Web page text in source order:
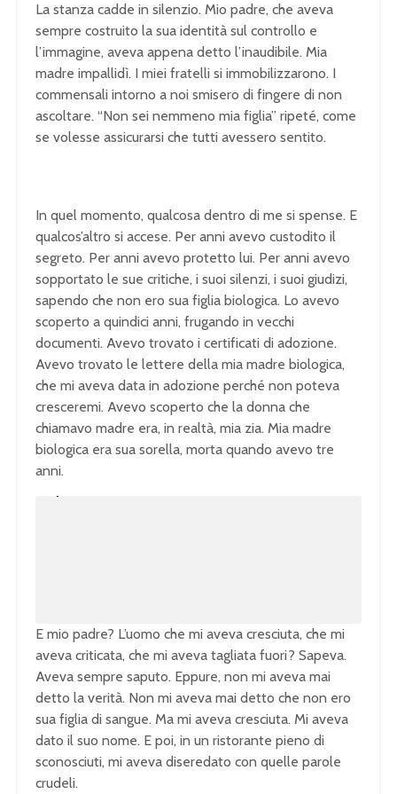
La stanza cadde in silenzio. Mio padre, che aveva
sempre costruito la sua identità sul controllo e
l’immagine, aveva appena detto l’inaudibile. Mia
madre impallidì. I miei fratelli si immobilizzarono. I
commensali intorno a noi smisero di fingere di non
ascoltare. “Non sei nemmeno mia figlia” ripeté, come
se volesse assicurarsi che tutti avessero sentito.
In quel momento, qualcosa dentro di me si spense. E
qualcos’altro si accese. Per anni avevo custodito il
segreto. Per anni avevo protetto lui. Per anni avevo
sopportato le sue critiche, i suoi silenzi, i suoi giudizi,
sapendo che non ero sua figlia biologica. Lo avevo
scoperto a quindici anni, frugando in vecchi
documenti. Avevo trovato i certificati di adozione.
Avevo trovato le lettere della mia madre biologica,
che mi aveva data in adozione perché non poteva
cresceremi. Avevo scoperto che la donna che
chiamavo madre era, in realtà, mia zia. Mia madre
biologica era sua sorella, morta quando avevo tre
anni.
E mio padre? L’uomo che mi aveva cresciuta, che mi
aveva criticata, che mi aveva tagliata fuori? Sapeva.
Aveva sempre saputo. Eppure, non mi aveva mai
detto la verità. Non mi aveva mai detto che non ero
sua figlia di sangue. Ma mi aveva cresciuta. Mi aveva
dato il suo nome. E poi, in un ristorante pieno di
sconosciuti, mi aveva diseredato con quelle parole
crudeli.